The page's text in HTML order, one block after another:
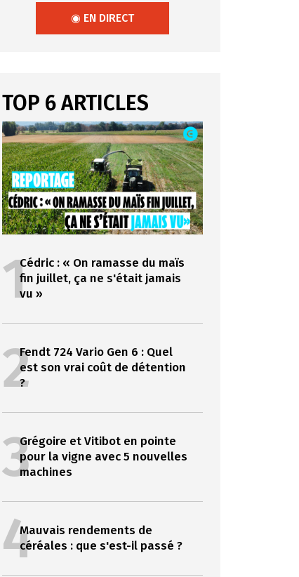
◉ EN DIRECT
TOP 6 ARTICLES
1Cédric : « On ramasse du maïs
fin juillet, ça ne s'était jamais
vu »
2Fendt 724 Vario Gen 6 : Quel
est son vrai coût de détention
?
3Grégoire et Vitibot en pointe
pour la vigne avec 5 nouvelles
machines
4Mauvais rendements de
céréales : que s'est-il passé ?